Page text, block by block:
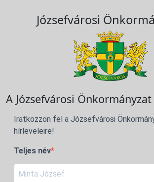
Józsefvárosi
A Józsefvárosi
Iratkozzon fel a Józsefvárosi
hírleveleire!
Teljes név